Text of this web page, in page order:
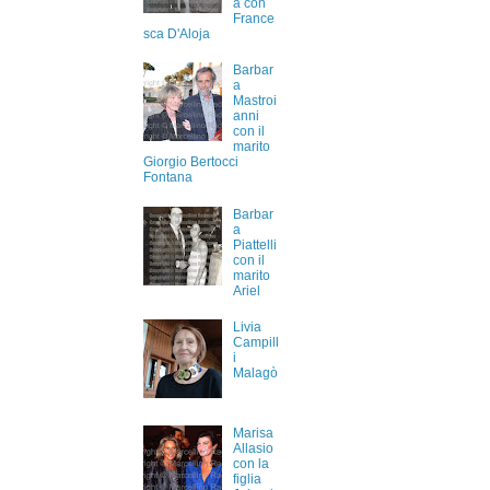
a con
France
sca D'Aloja
Barbar
a
Mastroi
anni
con il
marito
Giorgio Bertocci
Fontana
Barbar
a
Piattelli
con il
marito
Ariel
Livia
Campill
i
Malagò
Marisa
Allasio
con la
figlia